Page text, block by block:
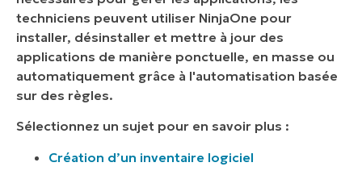
techniciens peuvent utiliser NinjaOne pour
installer, désinstaller et mettre à jour des
applications de manière ponctuelle, en masse ou
automatiquement grâce à l'automatisation basée
sur des règles.
Sélectionnez un sujet pour en savoir plus :
Création d’un inventaire logiciel